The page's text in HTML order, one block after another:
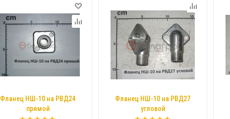
Фланец НШ-10 на РВД24
прямой
Фланец НШ-10 на РВД27
угловой